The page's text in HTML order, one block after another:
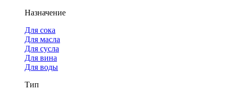
Назначение
Для сока
Для масла
Для сусла
Для вина
Для воды
Тип